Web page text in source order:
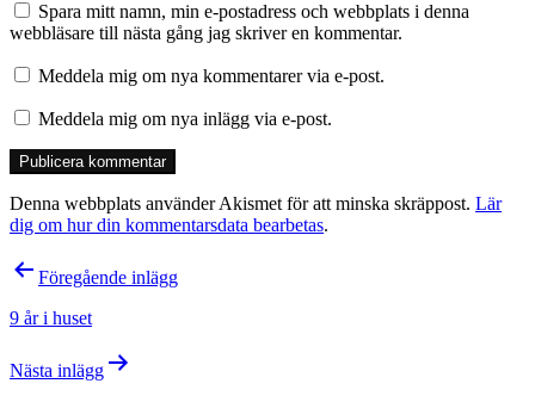
Spara mitt namn, min e-postadress och webbplats i denna
webbläsare till nästa gång jag skriver en kommentar.
Meddela mig om nya kommentarer via e-post.
Meddela mig om nya inlägg via e-post.
Denna webbplats använder Akismet för att minska skräppost. Lär
dig om hur din kommentarsdata bearbetas.
Inläggsnavigering
Föregående inlägg
9 år i huset
Nästa inlägg